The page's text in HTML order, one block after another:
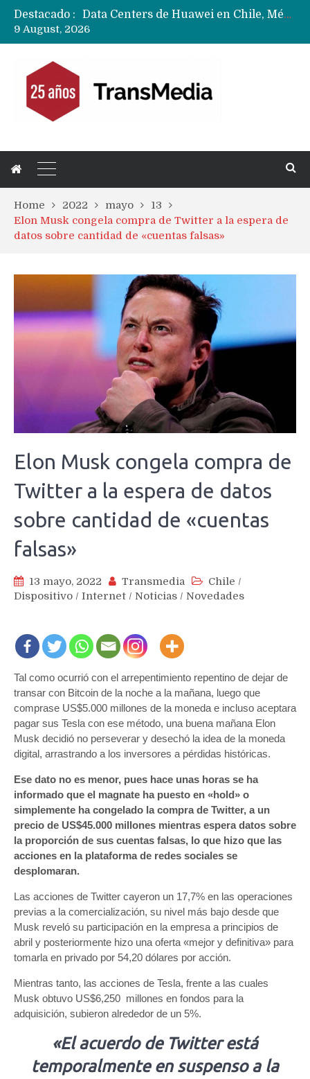
Destacado :
Data Centers de Huawei en Chile, México, Brasil,Perú y Argentina podrían verse afectados por arremetida de EE.UU
9 August, 2026
Home 2022 mayo
13
Elon Musk congela compra de Twitter a la espera de
datos sobre cantidad de «cuentas falsas»
Elon Musk congela compra de
Twitter a la espera de datos
sobre cantidad de «cuentas
falsas»
13 mayo, 2022 Transmedia Chile /
Dispositivo / Internet / Noticias / Novedades
Tal como ocurrió con el arrepentimiento repentino de dejar de
transar con Bitcoin de la noche a la mañana, luego que
comprase US$5.000 millones de la moneda e incluso aceptara
pagar sus Tesla con ese método, una buena mañana Elon
Musk decidió no perseverar y desechó la idea de la moneda
digital, arrastrando a los inversores a pérdidas históricas.
Ese dato no es menor, pues hace unas horas se ha
informado que el magnate ha puesto en «hold» o
simplemente ha congelado la compra de Twitter, a un
precio de US$45.000 millones mientras espera datos sobre
la proporción de sus cuentas falsas, lo que hizo que las
acciones en la plataforma de redes sociales se
desplomaran.
Las acciones de Twitter cayeron un 17,7% en las operaciones
previas a la comercialización, su nivel más bajo desde que
Musk reveló su participación en la empresa a principios de
abril y posteriormente hizo una oferta «mejor y definitiva» para
tomarla en privado por 54,20 dólares por acción.
Mientras tanto, las acciones de Tesla, frente a las cuales
Musk obtuvo US$6,250 millones en fondos para la
adquisición, subieron alrededor de un 5%.
«El acuerdo de Twitter está
temporalmente en suspenso a la